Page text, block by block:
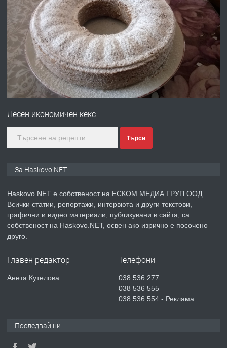
ПРЕДЛАГА
ПРОСТОРЕН ТРИСТАЕН
АПАРТАМЕНТ В НОВА СГРАДА КВ.
КУБА
преди 2 дни
ПРЕДЛАГА
Продавам парцел в гр. Хасково кв.
асфалт 0889 537 426
преди 2 дни
ПРЕДЛАГА
№4119 Едностаен обзаведен
Къртене на бетон! Събаряне на
Лесен икономичен кекс
Търси
За Haskovo.NET
Haskovo.NET е собственост на ЕСКОМ МЕДИА ГРУП ООД.
Всички статии, репортажи, интервюта и други текстови,
графични и видео материали, публикувани в сайта, са
собственост на Haskovo.NET, освен ако изрично е посочено
друго.
Главен редактор
Анета Кутелова
Телефони
038 536 277
038 536 555
038 536 554 - Реклама
Последвай ни